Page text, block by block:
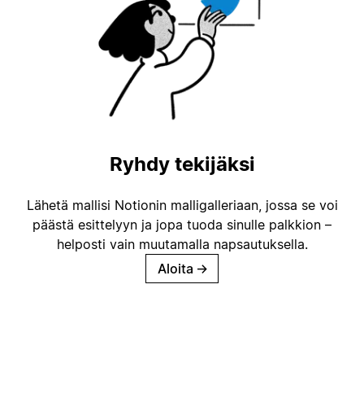
Ryhdy tekijäksi
Lähetä mallisi Notionin malligalleriaan, jossa se voi
päästä esittelyyn ja jopa tuoda sinulle palkkion –
helposti vain muutamalla napsautuksella.
Aloita →